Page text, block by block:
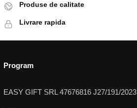
Produse de calitate
Livrare rapida
Program
EASY GIFT SRL 47676816 J27/191/2023